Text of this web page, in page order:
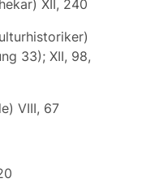
XII, 240
33); XII, 98,
VIII, 67